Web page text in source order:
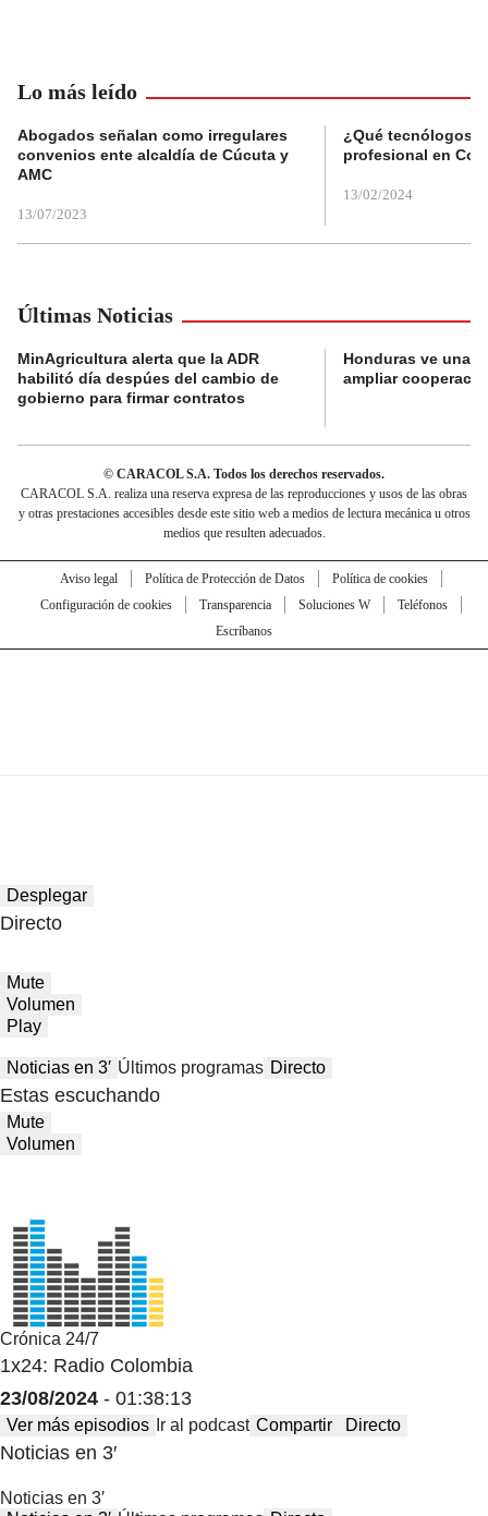
Lo más leído
Abogados señalan como irregulares
convenios ente alcaldía de Cúcuta y
AMC
13/07/2023
¿Qué tecnólogos
profesional en
13/02/2024
Últimas Noticias
MinAgricultura alerta que la ADR
habilitó día despúes del cambio de
gobierno para firmar contratos
Honduras ve una
ampliar
© CARACOL S.A. Todos los derechos reservados.
CARACOL S.A. realiza una reserva expresa de las reproducciones y usos de las obras
y otras prestaciones accesibles desde este sitio web a medios de lectura mecánica u otros
medios que resulten adecuados.
Aviso legal Política de Protección de Datos
Política de cookies
Configuración de cookies
Transparencia Soluciones W
Teléfonos
Escríbanos
Desplegar
Directo
Mute
Volumen
Play
Noticias en 3′ Últimos programas Directo
Estas escuchando
Mute
Volumen
Crónica 24/7
1x24: Radio Colombia
23/08/2024 - 01:38:13
Ver más episodios Ir al podcast Compartir Directo
Noticias en 3′
Noticias en 3′